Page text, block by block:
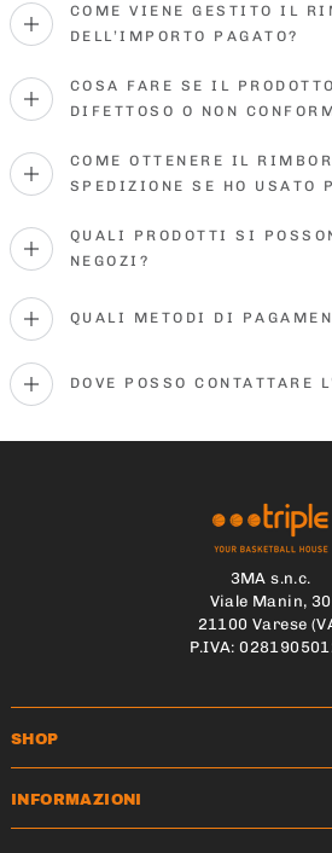
COME VIENE GESTITO IL
DELL’IMPORTO PAGATO?
COSA FARE SE IL
DIFETTOSO O NON
COME OTTENERE IL
SPEDIZIONE SE HO USATO
QUALI PRODOTTI SI
NEGOZI?
QUALI METODI DI
DOVE POSSO CONTATTARE
3MA s.n.c.
Viale Manin, 30
21100 Varese
P.IVA:
SHOP
INFORMAZIONI